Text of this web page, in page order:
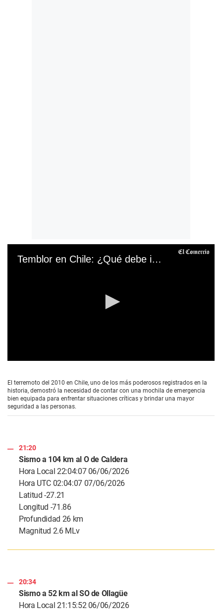
Temblor en Chile: ¿Qué debe incluir una mochila de emergencia?
e
c
o
n
m
El terremoto del 2010 en Chile, uno de los más poderosos registrados en la
historia, demostró la necesidad de contar con una mochila de emergencia
bien equipada para enfrentar situaciones críticas y brindar una mayor
seguridad a las personas.
21:20
Sismo a 104 km al O de Caldera
Hora Local 22:04:07 06/06/2026
Hora UTC 02:04:07 07/06/2026
Latitud -27.21
Longitud -71.86
Profundidad 26 km
Magnitud 2.6 MLv
20:34
Sismo a 52 km al SO de Ollagüe
Hora Local 21:15:52 06/06/2026